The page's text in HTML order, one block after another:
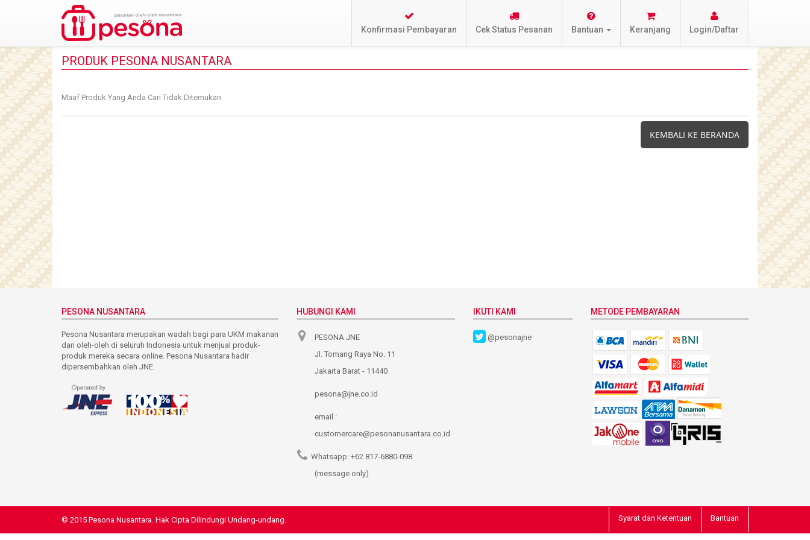
Konfirmasi Pembayaran Cek Status Pesanan Bantuan Keranjang Login/Daftar
PRODUK PESONA NUSANTARA
Maaf Produk Yang Anda Cari Tidak Ditemukan
KEMBALI KE BERANDA
PESONA NUSANTARA
Pesona Nusantara merupakan wadah bagi para UKM makanan
dan oleh-oleh di seluruh Indonesia untuk menjual produk-
produk mereka secara online. Pesona Nusantara hadir
dipersembahkan oleh JNE.
HUBUNGI KAMI
PESONA JNE
Jl. Tomang Raya No. 11
Jakarta Barat - 11440
pesona@jne.co.id
email :
customercare@pesonanusantara.co.id
Whatsapp: +62 817-6880-098
(message only)
IKUTI KAMI
@pesonajne
METODE PEMBAYARAN
© 2015 Pesona Nusantara. Hak Cipta Dilindungi Undang-undang. Syarat dan Ketentuan Bantuan